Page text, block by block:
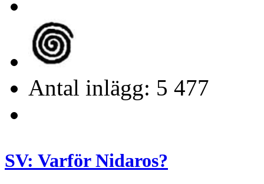
Antal inlägg: 5 477
SV: Varför Nidaros?